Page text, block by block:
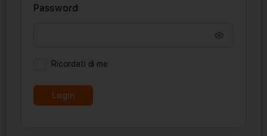
Password
Ricordati di me